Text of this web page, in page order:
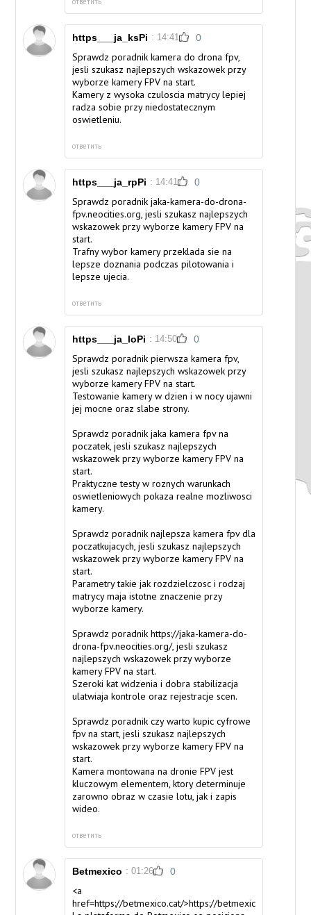
https___ja_ksPi : 14:41 0
Sprawdz poradnikkamera do drona fpv,
jesli szukasz najlepszych wskazowek przy
wyborze kamery FPV na start.
Kamery z wysoka czuloscia matrycy lepiej
radza sobie przy niedostatecznym
oswietleniu.
ответить
https___ja_rpPi : 14:41 0
Sprawdz poradnikjaka-kamera-do-drona-
fpv.neocities.org, jesli szukasz najlepszych
wskazowek przy wyborze kamery FPV na
start.
Trafny wybor kamery przeklada sie na
lepsze doznania podczas pilotowania i
lepsze ujecia.
ответить
https___ja_loPi : 14:50 0
Sprawdz poradnikpierwsza kamera fpv,
jesli szukasz najlepszych wskazowek przy
wyborze kamery FPV na start.
Testowanie kamery w dzien i w nocy ujawni
jej mocne oraz slabe strony.
Sprawdz poradnikjaka kamera fpv na
poczatek, jesli szukasz najlepszych
wskazowek przy wyborze kamery FPV na
start.
Praktyczne testy w roznych warunkach
oswietleniowych pokaza realne mozliwosci
kamery.
Sprawdz poradniknajlepsza kamera fpv dla
poczatkujacych, jesli szukasz najlepszych
wskazowek przy wyborze kamery FPV na
start.
Parametry takie jak rozdzielczosc i rodzaj
matrycy maja istotne znaczenie przy
wyborze kamery.
Sprawdz poradnikhttps://jaka-kamera-do-
drona-fpv.neocities.org/, jesli szukasz
najlepszych wskazowek przy wyborze
kamery FPV na start.
Szeroki kat widzenia i dobra stabilizacja
ulatwiaja kontrole oraz rejestracje scen.
Sprawdz poradnikczy warto kupic cyfrowe
fpv na start, jesli szukasz najlepszych
wskazowek przy wyborze kamery FPV na
start.
Kamera montowana na dronie FPV jest
kluczowym elementem, ktory determinuje
zarowno obraz w czasie lotu, jak i zapis
wideo.
ответить
Betmexico : 01:26 0
<a
href=https://betmexico.cat/>https://betmexico.cat/</a>